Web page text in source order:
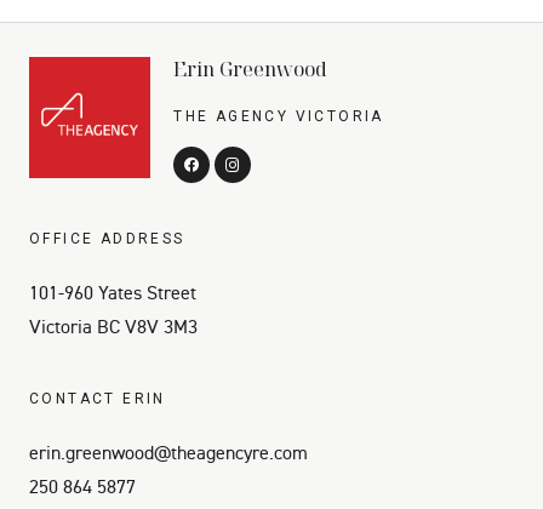
Erin Greenwood
THE AGENCY VICTORIA
OFFICE ADDRESS
101-960 Yates Street
Victoria BC V8V 3M3
CONTACT ERIN
erin.greenwood@theagencyre.com
250 864 5877